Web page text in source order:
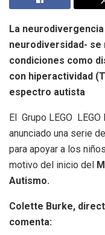
La
neurodiversidad-
condiciones como
con hiperactividad
espectro autista
El Grupo LEGO LEGO
anunciado una serie
para apoyar a los
motivo del inicio del
Autismo.
Colette Burke,
comenta: